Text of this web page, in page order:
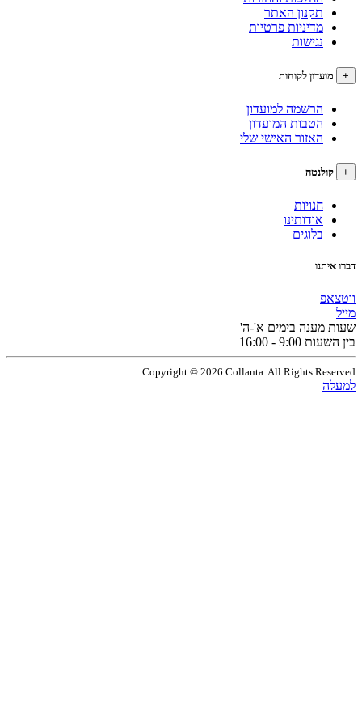
תקנון האתר
מדיניות פרטיות
נגישות
לקוחות
הרשמה למועדון
הטבות המועדון
האזור האישי שלי
חנויות
אודותינו
בלוגים
מענה בימים א'-ה'
- 16:00
Copyright © 2026 Collanta. All Rights